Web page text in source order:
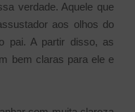
verdade. Aquele que
aos olhos do
pai. A partir disso, as
bem claras para ele e